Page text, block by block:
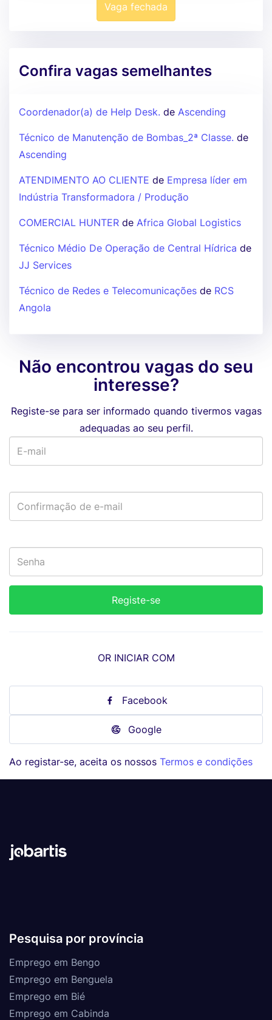
Vaga fechada
Confira vagas semelhantes
Coordenador(a) de Help Desk. de Ascending
Técnico de Manutenção de Bombas_2ª Classe. de
Ascending
ATENDIMENTO AO CLIENTE de Empresa líder em
Indústria Transformadora / Produção
COMERCIAL HUNTER de Africa Global Logistics
Técnico Médio De Operação de Central Hídrica de
JJ Services
Técnico de Redes e Telecomunicações de RCS
Angola
Não encontrou vagas do seu
interesse?
Registe-se para ser informado quando tivermos vagas
adequadas ao seu perfil.
OR INICIAR COM
Facebook
Google
Ao registar-se, aceita os nossos Termos e condições
Pesquisa por província
Emprego em Bengo
Emprego em Benguela
Emprego em Bié
Emprego em Cabinda